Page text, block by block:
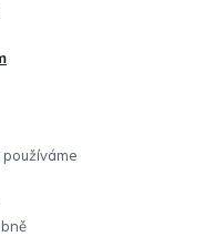
používáme